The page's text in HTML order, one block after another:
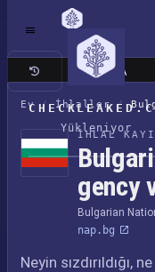
Yükleniyor
Klasik site
Ev / İhlaller /
İHLAL
gency
Bulgarian
nap.bg
Neyin sızdırıldığı,